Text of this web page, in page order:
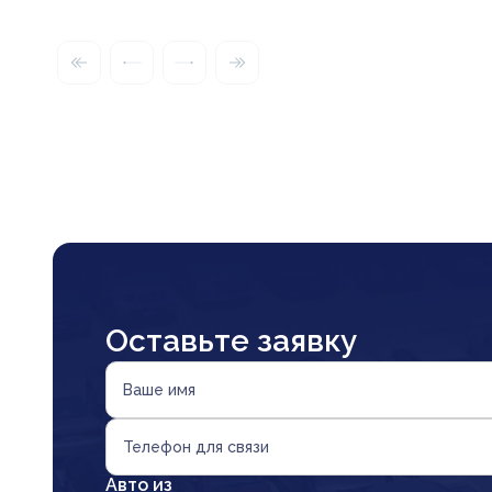
Оставьте заявку
Ваше имя
Телефон для связи
Авто из